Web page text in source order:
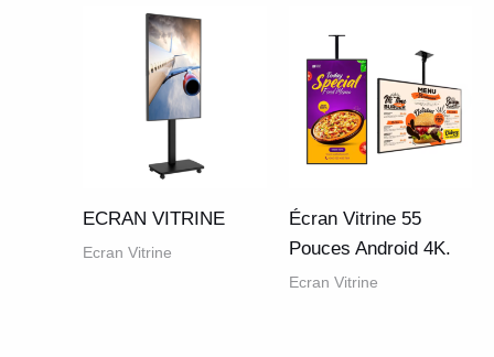
ECRAN VITRINE
Ecran Vitrine
Écran Vitrine 55
Pouces Android 4K.
Ecran Vitrine